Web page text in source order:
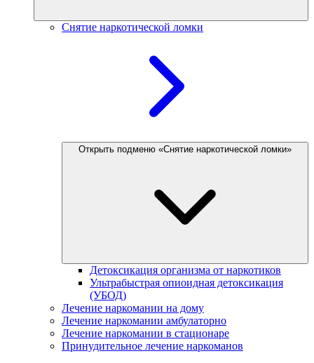
Снятие наркотической ломки
Открыть подменю «Снятие наркотической ломки»
Детоксикация организма от наркотиков
Ультрабыстрая опиоидная детоксикация
(УБОД)
Лечение наркомании на дому
Лечение наркомании амбулаторно
Лечение наркомании в стационаре
Принудительное лечение наркоманов